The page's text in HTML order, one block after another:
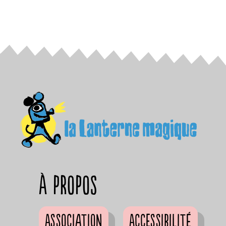
à propos
Association Accessibilité